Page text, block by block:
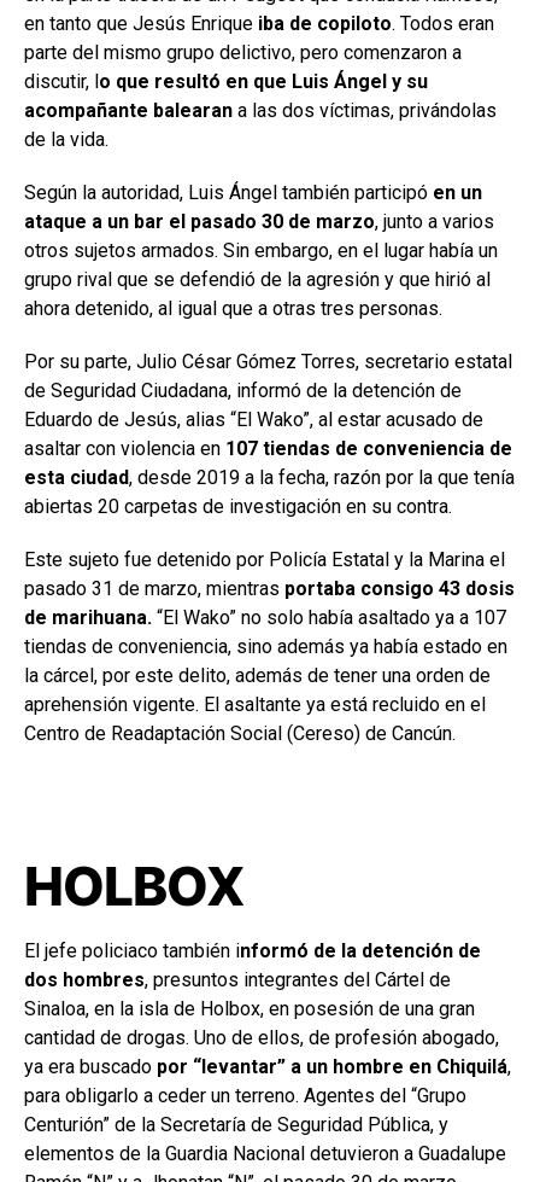
en tanto que Jesús Enrique iba de copiloto. Todos eran
parte del mismo grupo delictivo, pero comenzaron a
discutir, lo que resultó en que Luis Ángel y su
acompañante balearan a las dos víctimas, privándolas
de la vida.
Según la autoridad, Luis Ángel también participó en un
ataque a un bar el pasado 30 de marzo, junto a varios
otros sujetos armados. Sin embargo, en el lugar había un
grupo rival que se defendió de la agresión y que hirió al
ahora detenido, al igual que a otras tres personas.
Por su parte, Julio César Gómez Torres, secretario estatal
de Seguridad Ciudadana, informó de la detención de
Eduardo de Jesús, alias “El Wako”, al estar acusado de
asaltar con violencia en 107 tiendas de conveniencia de
esta ciudad, desde 2019 a la fecha, razón por la que tenía
abiertas 20 carpetas de investigación en su contra.
Este sujeto fue detenido por Policía Estatal y la Marina el
pasado 31 de marzo, mientras portaba consigo 43 dosis
de marihuana. “El Wako” no solo había asaltado ya a 107
tiendas de conveniencia, sino además ya había estado en
la cárcel, por este delito, además de tener una orden de
aprehensión vigente. El asaltante ya está recluido en el
Centro de Readaptación Social (Cereso) de Cancún.
HOLBOX
El jefe policiaco también informó de la detención de
dos hombres, presuntos integrantes del Cártel de
Sinaloa, en la isla de Holbox, en posesión de una gran
cantidad de drogas. Uno de ellos, de profesión abogado,
ya era buscado por “levantar” a un hombre en Chiquilá,
para obligarlo a ceder un terreno. Agentes del “Grupo
Centurión” de la Secretaría de Seguridad Pública, y
elementos de la Guardia Nacional detuvieron a Guadalupe